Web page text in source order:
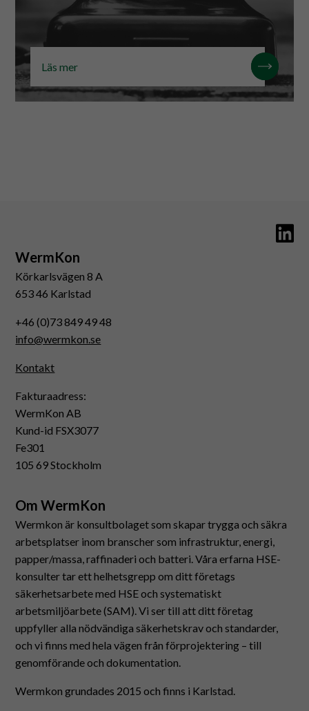
Läs mer
WermKon
Körkarlsvägen 8 A
653 46 Karlstad
+46 (0)73 849 49 48
info@wermkon.se
Kontakt
Fakturaadress:
WermKon AB
Kund-id FSX3077
Fe301
105 69 Stockholm
Om WermKon
Wermkon är konsultbolaget som skapar trygga och säkra
arbetsplatser inom branscher som infrastruktur, energi,
papper/massa, raffinaderi och batteri. Våra erfarna HSE-
konsulter tar ett helhetsgrepp om ditt företags
säkerhetsarbete med HSE och systematiskt
arbetsmiljöarbete (SAM). Vi ser till att ditt företag
uppfyller alla nödvändiga säkerhetskrav och standarder,
och vi finns med hela vägen från förprojektering – till
genomförande och dokumentation.
Wermkon grundades 2015 och finns i Karlstad.